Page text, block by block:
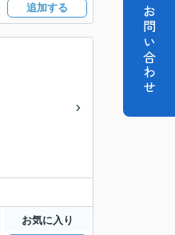
お問い合わせ
追加する
お気に入り